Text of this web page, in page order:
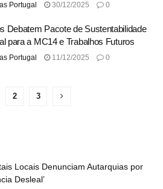
Portugal 30/12/2025 0
Debatem Pacote de Sustentabilidade
para a MC14 e Trabalhos Futuros
Portugal 11/12/2025 0
2 3
Locais Denunciam Autarquias por
Desleal’